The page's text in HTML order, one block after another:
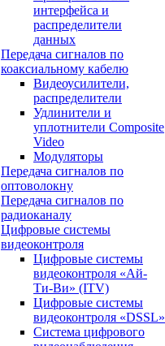
интерфейса и
распределители
данных
Передача сигналов по
коаксиальному кабелю
Видеоусилители,
распределители
Удлинители и
уплотнители Сomposite
Video
Модуляторы
Передача сигналов по
оптоволокну
Передача сигналов по
радиоканалу
Цифровые системы
видеоконтроля
Цифровые системы
видеоконтроля «Ай-
Ти-Ви» (ITV)
Цифровые системы
видеоконтроля «DSSL»
Система цифрового